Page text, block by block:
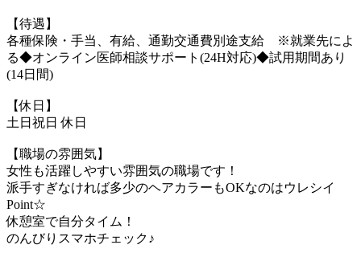
【待遇】
各種保険・手当、有給、通勤交通費別途支給 ※就業先によ
る◆オンライン医師相談サポート(24H対応)◆試用期間あり
(14日間)
【休日】
土日祝日 休日
【職場の雰囲気】
女性も活躍しやすい雰囲気の職場です！
派手すぎなければ多少のヘアカラーもOKなのはウレシイ
Point☆
休憩室で自分タイム！
のんびりスマホチェック♪